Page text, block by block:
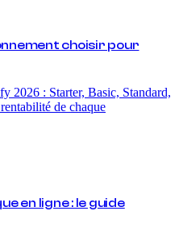
choisir pour
2026 : Starter, Basic, Standard,
de chaque
en ligne : le guide